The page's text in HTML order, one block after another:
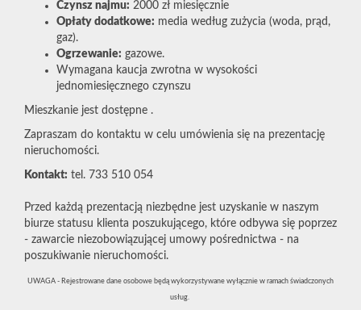
Czynsz najmu: 2000 zł miesięcznie
Opłaty dodatkowe: media według zużycia (woda, prąd,
gaz).
Ogrzewanie: gazowe.
Wymagana kaucja zwrotna w wysokości
jednomiesięcznego czynszu
Mieszkanie jest dostępne .
Zapraszam do kontaktu w celu umówienia się na prezentację
nieruchomości.
Kontakt: tel. 733 510 054
Przed każdą prezentacją niezbędne jest uzyskanie w naszym
biurze statusu klienta poszukującego, które odbywa się poprzez
- zawarcie niezobowiązującej umowy pośrednictwa - na
poszukiwanie nieruchomości.
UWAGA - Rejestrowane dane osobowe będą wykorzystywane wyłącznie w ramach świadczonych
usług.